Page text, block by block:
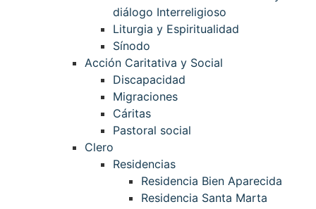
diálogo Interreligioso
Liturgia y Espiritualidad
Sínodo
Acción Caritativa y Social
Discapacidad
Migraciones
Cáritas
Pastoral social
Clero
Residencias
Residencia Bien Aparecida
Residencia Santa Marta